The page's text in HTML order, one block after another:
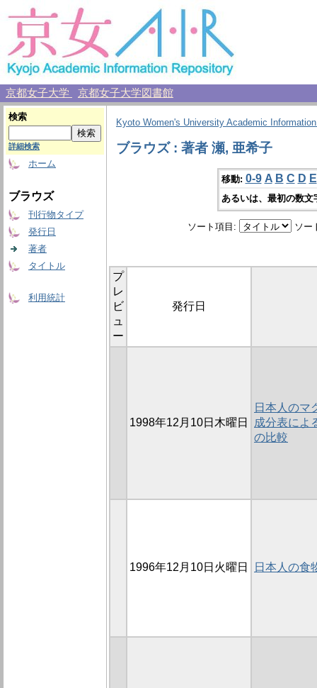
京都女子大学 京都女子大学図書館
検索
詳細検索
ホーム
ブラウズ
刊行物タイプ
発行日
著者
タイトル
利用統計
Kyoto Women's University Academic
ブラウズ : 著者 瀬, 亜希子
移動: 0-9 A B C D E
あるいは、最初の数
ソート項目: ソー
プ
レ
ビ
ュ
ー
発行日
1998年12月10日木曜日
日本人のマ
成分表によ
の比較
1996年12月10日火曜日 日本人の食